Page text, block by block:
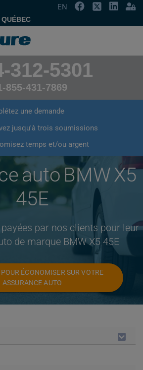
EN
312-5301
855-431-7869
une demande
jusqu'à trois soumissions
temps et/ou argent
auto BMW X5
45E
par nos clients pour leur
de marque BMW X5 45E
ÉCONOMISER SUR VOTRE
ASSURANCE AUTO